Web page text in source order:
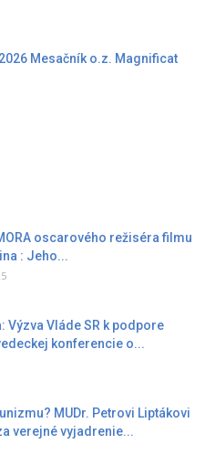
Mesačník o.z. Magnificat
oscarového režiséra filmu
: Jeho...
Výzva Vláde SR k podpore
konferencie o...
MUDr. Petrovi Liptákovi
verejné vyjadrenie...